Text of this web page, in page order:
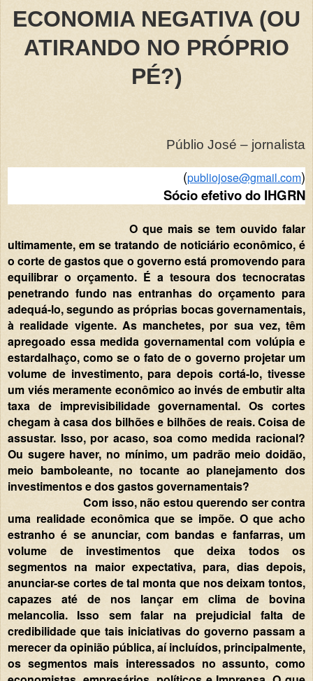
ECONOMIA NEGATIVA (OU
ATIRANDO NO PRÓPRIO
PÉ?)
Públio José – jornalista
(publiojose@gmail.com)
Sócio efetivo do IHGRN
O que mais se tem ouvido falar
ultimamente, em se tratando de noticiário econômico, é
o corte de gastos que o governo está promovendo para
equilibrar o orçamento. É a tesoura dos tecnocratas
penetrando fundo nas entranhas do orçamento para
adequá-lo, segundo as próprias bocas governamentais,
à realidade vigente. As manchetes, por sua vez, têm
apregoado essa medida governamental com volúpia e
estardalhaço, como se o fato de o governo projetar um
volume de investimento, para depois cortá-lo, tivesse
um viés meramente econômico ao invés de embutir alta
taxa de imprevisibilidade governamental. Os cortes
chegam à casa dos bilhões e bilhões de reais. Coisa de
assustar. Isso, por acaso, soa como medida racional?
Ou sugere haver, no mínimo, um padrão meio doidão,
meio bamboleante, no tocante ao planejamento dos
investimentos e dos gastos governamentais?
Com isso, não estou querendo ser contra
uma realidade econômica que se impõe. O que acho
estranho é se anunciar, com bandas e fanfarras, um
volume de investimentos que deixa todos os
segmentos na maior expectativa, para, dias depois,
anunciar-se cortes de tal monta que nos deixam tontos,
capazes até de nos lançar em clima de bovina
melancolia. Isso sem falar na prejudicial falta de
credibilidade que tais iniciativas do governo passam a
merecer da opinião pública, aí incluídos, principalmente,
os segmentos mais interessados no assunto, como